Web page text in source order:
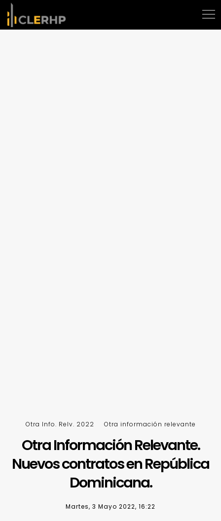
Otra Info. Relv. 2022 Otra información relevante
Otra Información Relevante.
Nuevos contratos en República
Dominicana.
Martes, 3 Mayo 2022, 16:22